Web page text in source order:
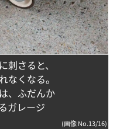
さると、
なくなる。
、ふだんか
ガレージ
(画像 No.13/16)